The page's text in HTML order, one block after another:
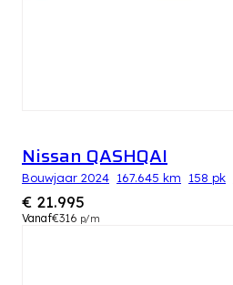
Nissan QASHQAI
Bouwjaar 2024 167.645 km 158 pk
€ 21.995
Vanaf€316 p/m